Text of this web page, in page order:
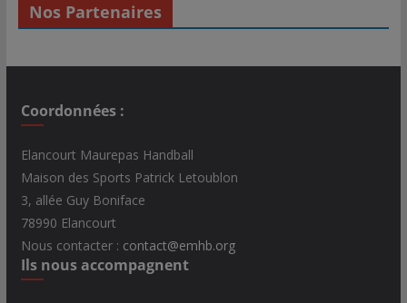
Nos Partenaires
Coordonnées :
Elancourt Maurepas Handball
Maison des Sports Patrick Letoublon
3, allée Guy Boniface
78990 Elancourt
Nous contacter : contact@emhb.org
Ils nous accompagnent